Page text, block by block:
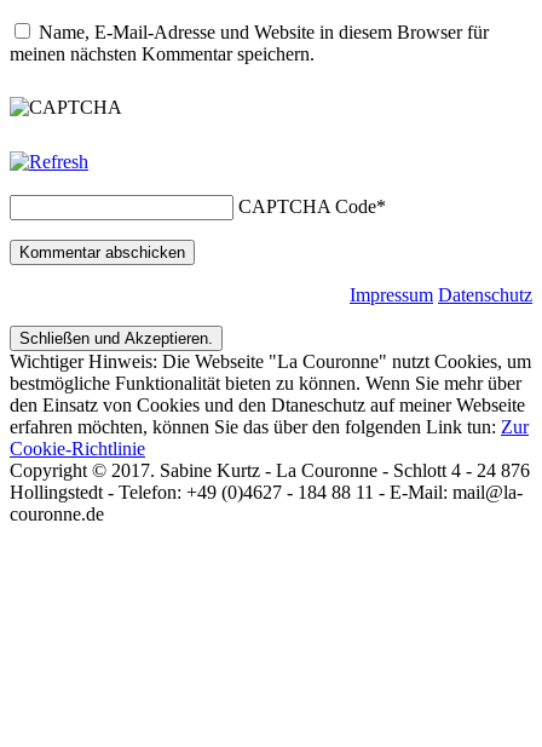
Name, E-Mail-Adresse und Website in diesem Browser für
meinen nächsten Kommentar speichern.
CAPTCHA Code*
Impressum Datenschutz
Wichtiger Hinweis: Die Webseite "La Couronne" nutzt Cookies, um
bestmögliche Funktionalität bieten zu können. Wenn Sie mehr über
den Einsatz von Cookies und den Dtaneschutz auf meiner Webseite
erfahren möchten, können Sie das über den folgenden Link tun: Zur
Cookie-Richtlinie
Copyright © 2017. Sabine Kurtz - La Couronne - Schlott 4 - 24 876
Hollingstedt - Telefon: +49 (0)4627 - 184 88 11 - E-Mail: mail@la-
couronne.de